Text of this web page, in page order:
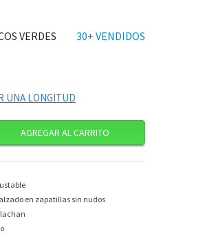
30+ VENDIDOS
VERDES
UNA LONGITUD
AGREGAR AL CARRITO
en zapatillas sin nudos